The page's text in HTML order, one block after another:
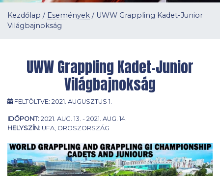
Kezdőlap / Események / UWW Grappling Kadet-Junior
Világbajnokság
UWW Grappling Kadet-Junior
Világbajnokság
FELTÖLTVE:2021. AUGUSZTUS 1.
IDŐPONT: 2021. AUG. 13. - 2021. AUG. 14.
HELYSZÍN: UFA, OROSZORSZÁG